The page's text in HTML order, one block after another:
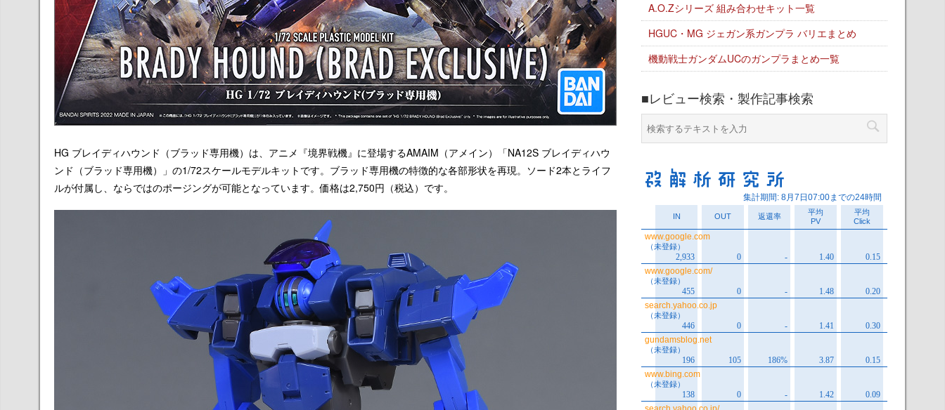
HG ブレイディハウンド（ブラッド専用機）は、アニメ『境界戦機』に登場するAMAIM（アメイン）「NA12S ブレイディハウ
ンド（ブラッド専用機）」の1/72スケールモデルキットです。ブラッド専用機の特徴的な各部形状を再現。ソード2本とライフ
ルが付属し、ならではのポージングが可能となっています。価格は2,750円（税込）です。
A.O.Zシリーズ 組み合わせキット一覧
HGUC・MG ジェガン系ガンプラ バリエまとめ
機動戦士ガンダムUCのガンプラまとめ一覧
■レビュー検索・製作記事検索